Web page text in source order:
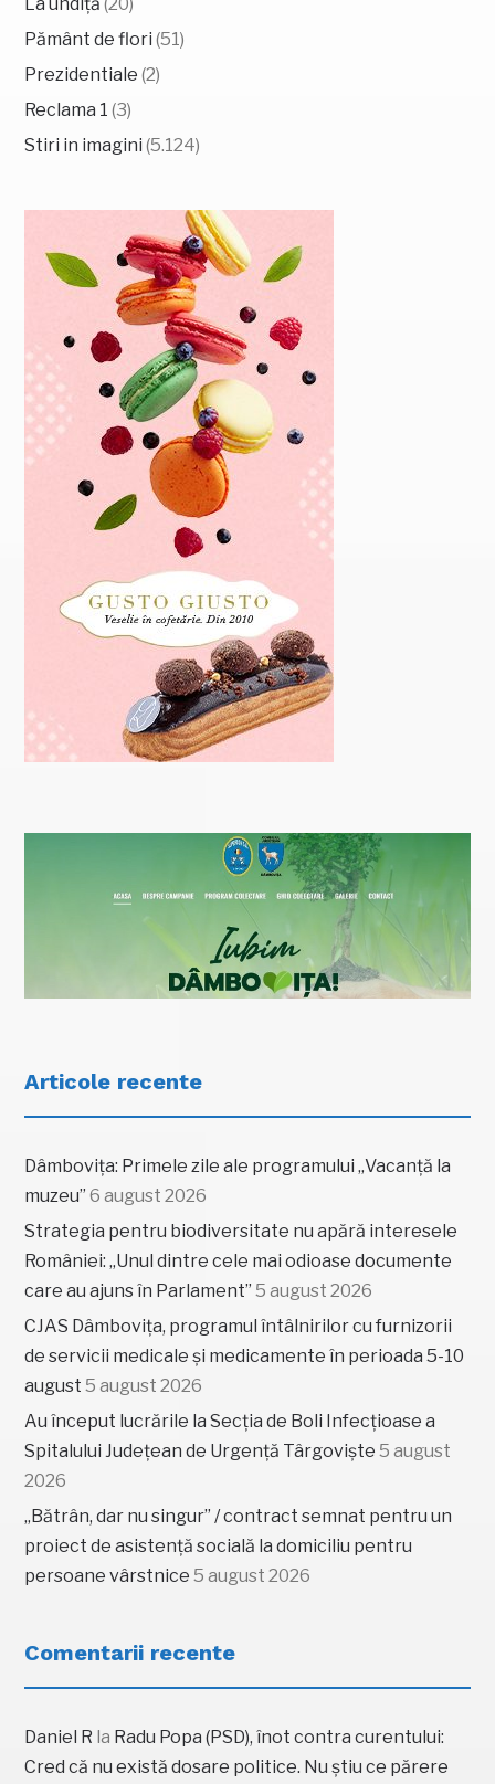
Pământ de flori (51)
Prezidentiale (2)
Reclama 1 (3)
Stiri in imagini (5.124)
Articole recente
Dâmbovița: Primele zile ale programului „Vacanță la
muzeu” 6 august 2026
Strategia pentru biodiversitate nu apără interesele
României: „Unul dintre cele mai odioase documente
care au ajuns în Parlament” 5 august 2026
CJAS Dâmbovița, programul întâlnirilor cu furnizorii
de servicii medicale și medicamente în perioada 5-10
august 5 august 2026
Au început lucrările la Secția de Boli Infecțioase a
Spitalului Județean de Urgență Târgoviște 5 august
2026
„Bătrân, dar nu singur” / contract semnat pentru un
proiect de asistență socială la domiciliu pentru
persoane vârstnice 5 august 2026
Comentarii recente
Daniel R la Radu Popa (PSD), înot contra curentului:
Cred că nu există dosare politice. Nu știu ce părere